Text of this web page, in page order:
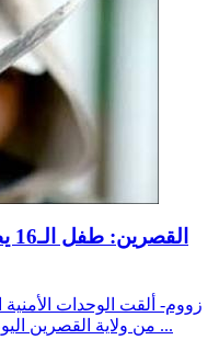
زووم- ألقت الوحدات الأمنية
من ولاية القصرين اليوم الأحد 12 جويلية 2020، القبض على 4 ...